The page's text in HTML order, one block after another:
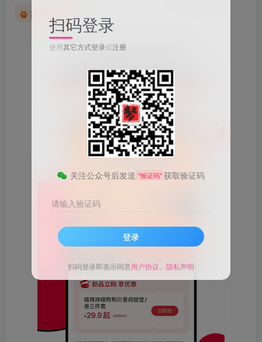
百度已收录扫码登录
使用其它方式登录或注册
关注公众号后发送 “验证码” 获取验证码
请输入验证码
登录
扫码登录即表示同意用户协议 隐私声明